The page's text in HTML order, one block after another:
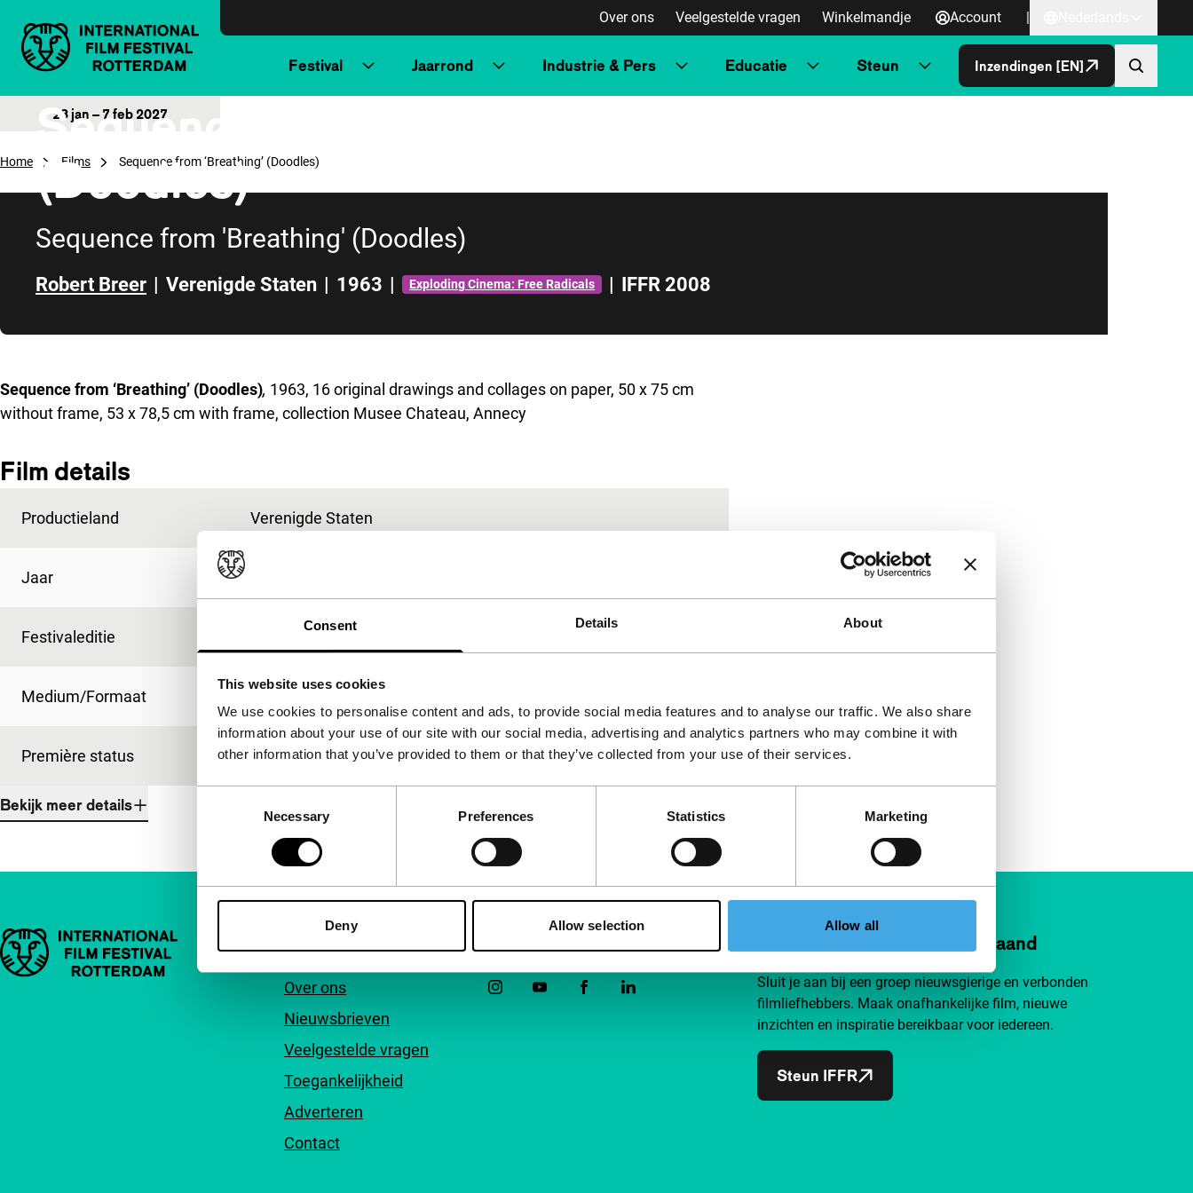
Consent Details About
This website uses cookies
We use cookies to personalise content and ads, to provide social media features and to analyse our traffic. We also share
information about your use of our site with our social media, advertising and analytics partners who may combine it with
other information that you’ve provided to them or that they’ve collected from your use of their services.
Necessary Preferences Statistics Marketing
Deny Allow selection Allow all
Over ons Veelgestelde vragen Winkelmandje Account |
Festival Jaarrond Industrie & Pers Educatie Steun Inzendingen [EN]
28 jan – 7 feb 2027
Home Films Sequence from ‘Breathing’ (Doodles)
Sequence from ‘Breathing’
(Doodles)
Sequence from 'Breathing' (Doodles)
Robert Breer | Verenigde Staten | 1963 | Exploding Cinema: Free Radicals | IFFR 2008
Sequence from ‘Breathing’ (Doodles), 1963, 16 original drawings and collages on paper, 50 x 75 cm
without frame, 53 x 78,5 cm with frame, collection Musee Chateau, Annecy
Film details
Productieland Verenigde Staten
Jaar
Festivaleditie
Medium/Formaat
Première status -
Bekijk meer details
Belangrijke links
Over ons
Nieuwsbrieven
Veelgestelde vragen
Toegankelijkheid
Adverteren
Contact
Volg IFFR Steun IFFR al vanaf €4 per maand
Sluit je aan bij een groep nieuwsgierige en verbonden
filmliefhebbers. Maak onafhankelijke film, nieuwe
inzichten en inspiratie bereikbaar voor iedereen.
Steun IFFR